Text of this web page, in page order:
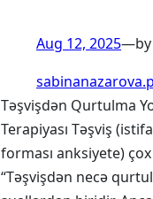
Aug 12, 2025—by
Təşvişdən Qurtulma
Terapiyası Təşviş
forması anksiyete)
“Təşvişdən necə